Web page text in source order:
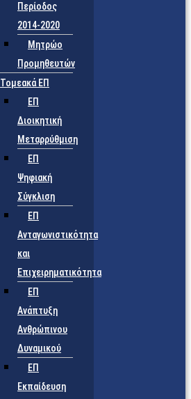
Περίοδος
2014-2020
Μητρώο
Προμηθευτών
Τομεακά ΕΠ
ΕΠ
Διοικητική
Μεταρρύθμιση
ΕΠ
Ψηφιακή
Σύγκλιση
ΕΠ
Ανταγωνιστικότητα
και
Επιχειρηματικότητα
ΕΠ
Ανάπτυξη
Ανθρώπινου
Δυναμικού
ΕΠ
Εκπαίδευση